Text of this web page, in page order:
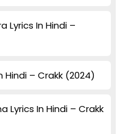
Lyrics In Hindi –
– Crakk (2024)
In Hindi – Crakk